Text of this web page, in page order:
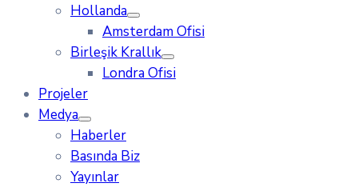
Hollanda
Amsterdam Ofisi
Birleşik Krallık
Londra Ofisi
Projeler
Medya
Haberler
Basında Biz
Yayınlar